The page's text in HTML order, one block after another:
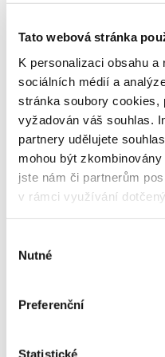
Tato webová stránka
K personalizaci obsahu
sociálních médií a
stránka soubory
vyžadován váš souhlas.
partnery udělujete
mohou být
jste nám či partnerům
v rámci využívání
souhlasu
Nutné
Preferenční
Statistické
Podniky mohou nyní
firemních Instagramů
objednávku jídla.
Čím dál, tím líp
Agentura Real Art
úderně ukazuje
odstupů.
Katka